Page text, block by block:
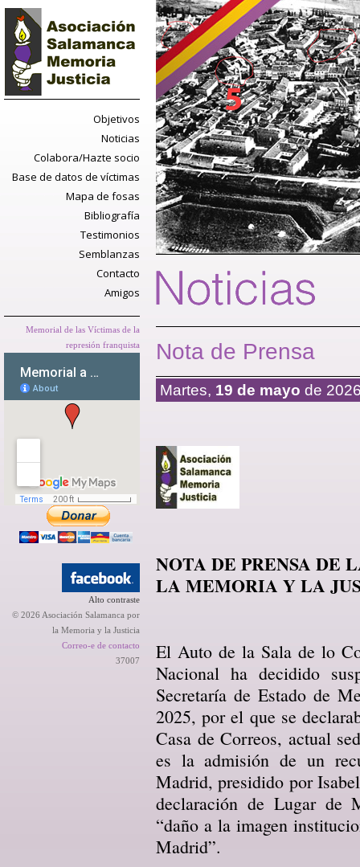
Objetivos
Noticias
Colabora/Hazte socio
Base de datos de víctimas
Mapa de fosas
Bibliografía
Testimonios
Semblanzas
Contacto
Amigos
Memorial de las Víctimas de la
represión franquista
Alto contraste
© 2026 Asociación Salamanca por
la Memoria y la Justicia
Correo-e de contacto
37007
Nota de Prensa
Martes, 19 de mayo de
NOTA DE PRENSA DE
LA MEMORIA Y LA
El Auto de la Sala de lo
Nacional ha decidido
Secretaría de Estado de
2025, por el que se
Casa de Correos, actual
es la admisión de un
Madrid, presidido por
declaración de Lugar de
“daño a la imagen
Madrid”.